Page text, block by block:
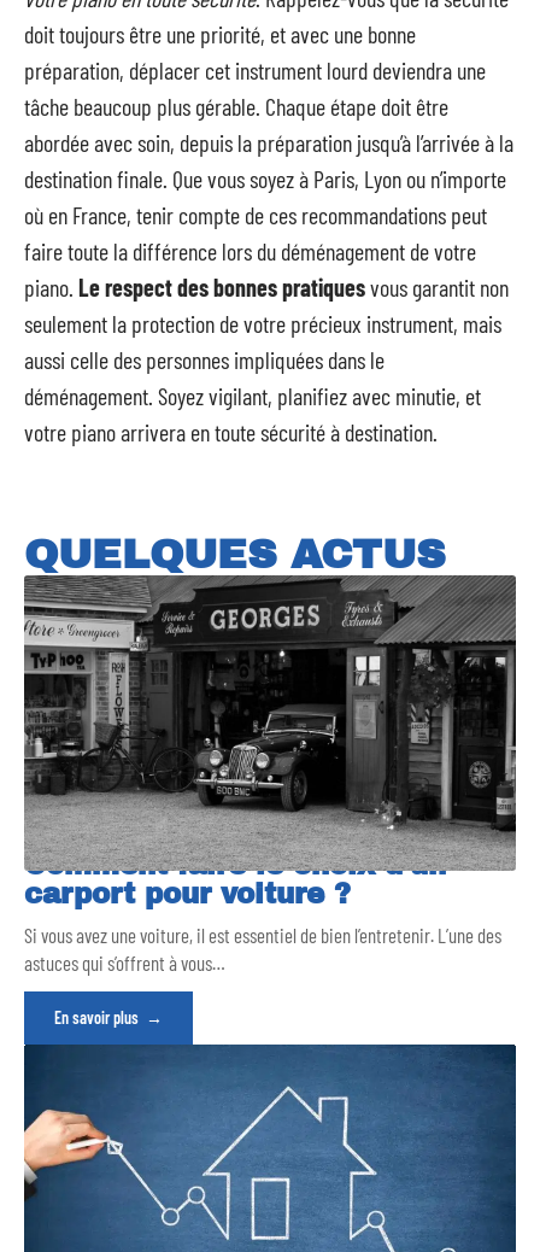
doit toujours être une priorité, et avec une bonne
préparation, déplacer cet instrument lourd deviendra une
tâche beaucoup plus gérable. Chaque étape doit être
abordée avec soin, depuis la préparation jusqu’à l’arrivée à la
destination finale. Que vous soyez à Paris, Lyon ou n’importe
où en France, tenir compte de ces recommandations peut
faire toute la différence lors du déménagement de votre
piano. Le respect des bonnes pratiquesvous garantit non
seulement la protection de votre précieux instrument, mais
aussi celle des personnes impliquées dans le
déménagement. Soyez vigilant, planifiez avec minutie, et
votre piano arrivera en toute sécurité à destination.
QUELQUES ACTUS
Comment faire le choix d’un
carport pour voiture ?
Si vous avez une voiture, il est essentiel de bien l’entretenir. L’une des
astuces qui s’offrent à vous…
En savoir plus